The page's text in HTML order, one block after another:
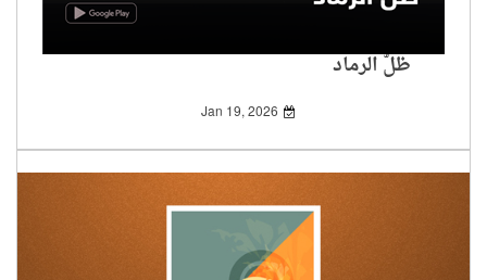
ظلّ الرماد
Jan 19, 2026